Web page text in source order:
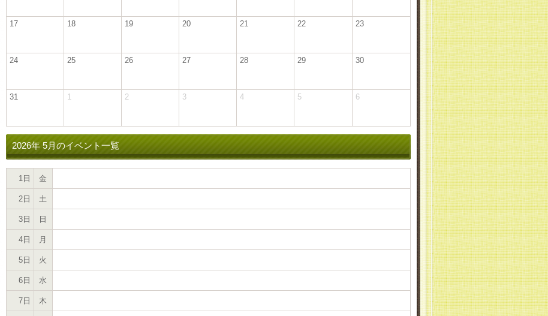
17 18 19 20 21 22 23
24 25 26 27 28 29 30
31 1 2 3 4 5 6
2026年 5月のイベント一覧
1日 金
2日 土
3日 日
4日 月
5日 火
6日 水
7日 木